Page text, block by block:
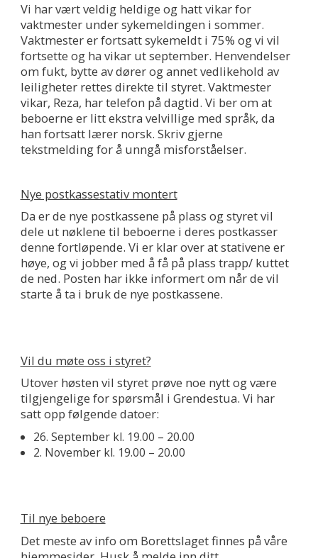
Vi har vært veldig heldige og hatt vikar for
vaktmester under sykemeldingen i sommer.
Vaktmester er fortsatt sykemeldt i 75% og vi vil
fortsette og ha vikar ut september. Henvendelser
om fukt, bytte av dører og annet vedlikehold av
leiligheter rettes direkte til styret. Vaktmester
vikar, Reza, har telefon på dagtid. Vi ber om at
beboerne er litt ekstra velvillige med språk, da
han fortsatt lærer norsk. Skriv gjerne
tekstmelding for å unngå misforståelser.
Nye postkassestativ montert
Da er de nye postkassene på plass og styret vil
dele ut nøklene til beboerne i deres postkasser
denne fortløpende. Vi er klar over at stativene er
høye, og vi jobber med å få på plass trapp/ kuttet
de ned. Posten har ikke informert om når de vil
starte å ta i bruk de nye postkassene.
Vil du møte oss i styret?
Utover høsten vil styret prøve noe nytt og være
tilgjengelige for spørsmål i Grendestua. Vi har
satt opp følgende datoer:
26. September kl. 19.00 – 20.00
2. November kl. 19.00 – 20.00
Til nye beboere
Det meste av info om Borettslaget finnes på våre